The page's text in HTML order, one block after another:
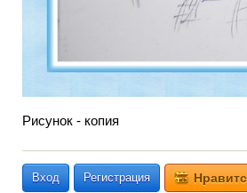
Рисунок - копия
Вход Регистрация